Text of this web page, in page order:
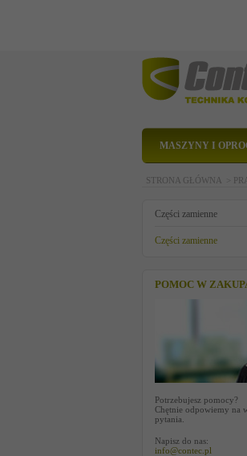
MASZYNY I
STRONA GŁÓWNA >
Części zamienne
Części zamienne
POMOC W
Potrzebujesz pomocy?
Chętnie odpowiemy na
pytania.
Napisz do nas:
info@contec.pl